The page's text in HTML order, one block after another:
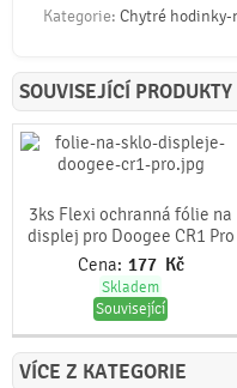
Kategorie: Chytré hodinky-
SOUVISEJÍCÍ PRODUKTY
3ks Flexi ochranná fólie na
displej pro Doogee CR1 Pro
Cena: 177 Kč
Skladem
Související
VÍCE Z KATEGORIE